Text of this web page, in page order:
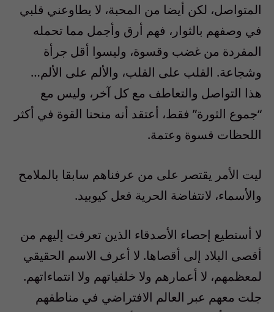
المتواصل، لكن أيضا من المحبة، لا يطاوعني قلبي
في وصفهم بالثوار، فهم أرق وأجمل مما تحمله
المفردة من غضب وقسوة، وليسوا أقل جرأة
وشجاعة. القلب على القلب، والألم على الألم…
هذا التواصل والتعاطف مع كل آخر، وليس مع
“جموع الثورة” فقط، أعتقد أنه منحنا القوة في أكثر
اللحظات قسوة وعتمة.
ليت الأمر يقتصر على من عرفناهم سابقا بالملامح
والأسماء، لانتفاضة الحرية فعل كيوبيد.
لا أستطيع إحصاء الأصدقاء الذين تعرفت إليهم من
أقصى البلاد إلى أقصاها. لا أعرف الاسم الحقيقي
لمعظمهم، لا أعمارهم ولا خلفياتهم ولا انتماءاتهم.
جلت معهم عبر العالم الافتراضي في مناطقهم